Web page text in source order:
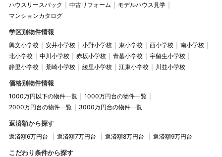
ハウスリースバック 中古リフォーム
モデルハウス見学
マンションカタログ
学区別物件情報
興文小学校 安井小学校 小野小学校 東小学校 西小学校
南小学校
北小学校
中川小学校 赤坂小学校 青墓小学校
宇留生小学校
静里小学校
荒崎小学校 綾里小学校 江東小学校 川並小学校
価格別物件情報
1000万円以下の物件一覧
1000万円台の物件一覧
2000万円台の物件一覧
3000万円台の物件一覧
返済額から探す
返済額6万円台 返済額7万円台 返済額8万円台 返済額9万円台
こだわり条件から探す